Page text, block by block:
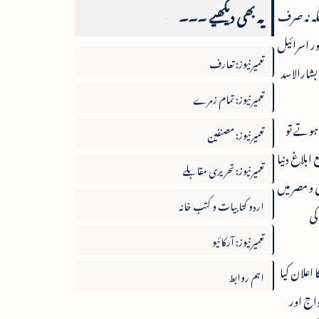
نہ صرف
اسرائیل
تو
دنیا
مصر میں
کیا
اور
یہ بھی دیکھیے ۔۔۔
تعمیرنیوز: تعارف
تعمیرنیوز: تمام زمرے
تعمیرنیوز: مصنفین
تعمیرنیوز: تحریری مقابلے
اردو کتابیات و کتب خانہ
تعمیرنیوز: آرکائیو
اہم روابط